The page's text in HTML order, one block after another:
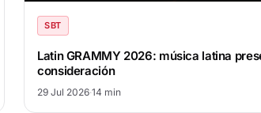
SBT
Latin GRAMMY 2026: música latina
consideración
29 Jul 2026·14 min